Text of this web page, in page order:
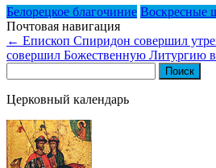
Белорецкое благочиние Воскресные
Почтовая навигация
← Епископ Спиридон совершил
совершил Божественную Литургию в
Церковный календарь